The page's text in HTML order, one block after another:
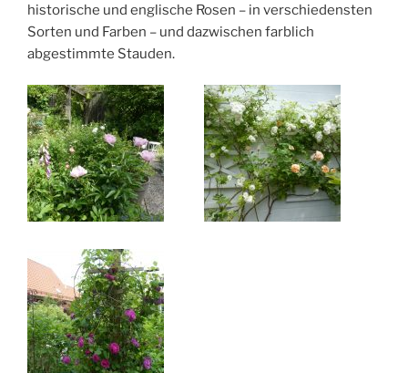
historische und englische Rosen – in verschiedensten
Sorten und Farben – und dazwischen farblich
abgestimmte Stauden.